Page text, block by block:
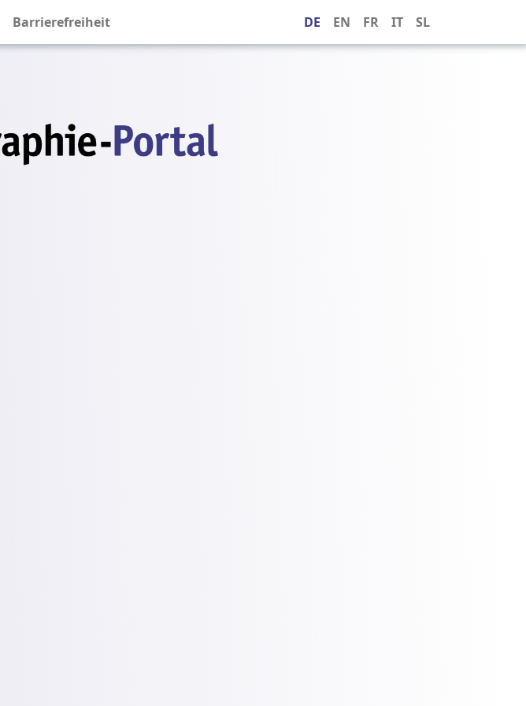
Barrierefreiheit DE EN FR IT SL